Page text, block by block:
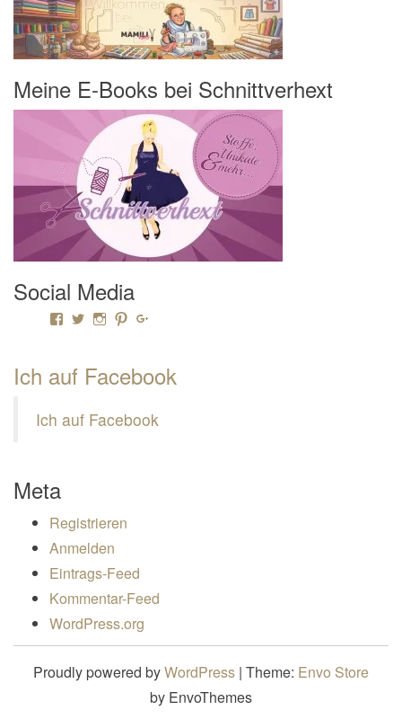
Meine E-Books bei Schnittverhext
Social Media
Profil von Mamili1910 auf Facebook anzeigen
Profil von Mamili1910 auf Twitter anzeigen
Profil von Mamili1910 auf Instagram anzeigen
Profil von Mamili1910 auf Pinterest anzeigen
Ich auf Facebook
Ich auf Facebook
Meta
Registrieren
Anmelden
Eintrags-Feed
Kommentar-Feed
WordPress.org
Proudly powered byWordPress | Theme: Envo Store
by EnvoThemes